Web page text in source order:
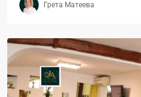
Грета Матеева